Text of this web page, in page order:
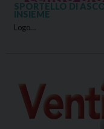
SPORTELLO DI
INSIEME
Logo…